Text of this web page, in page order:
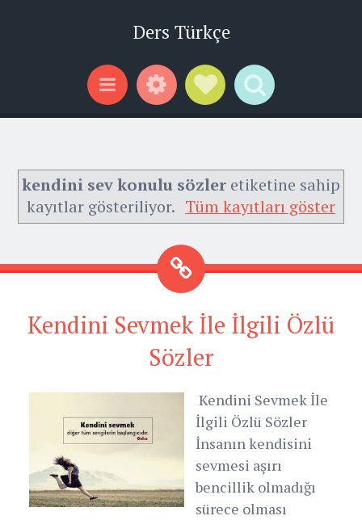
Ders Türkçe
Menu WidgetsSocial Links
Search
kendini sev konulu sözler etiketine sahip
kayıtlar gösteriliyor. Tüm kayıtları göster
Kendini Sevmek İle İlgili Özlü
Sözler
Kendini Sevmek İle
İlgili Özlü Sözler
İnsanın kendisini
sevmesi aşırı
bencillik olmadığı
sürece olması